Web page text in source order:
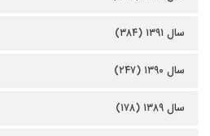
سال ۱۳۹۱ (۳۸۴)
سال ۱۳۹۰ (۲۴۷)
سال ۱۳۸۹ (۱۷۸)